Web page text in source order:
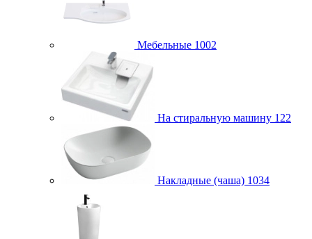
Мебельные 1002
На стиральную машину 122
Накладные (чаша) 1034